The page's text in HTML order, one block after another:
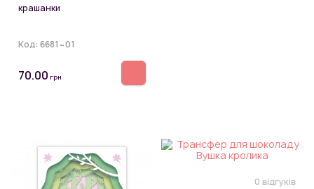
крашанки
Код: 6681~01
70.00 грн
0 відгуків